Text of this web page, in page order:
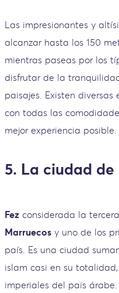
Las impresionantes y
alcanzar hasta los 150
mientras paseas por los
disfrutar de la
paisajes. Existen
con todas las
mejor experiencia posible.
5. La ciudad de
Fez considerada la
Marruecos y uno de los
país. Es una ciudad
islam casi en su
imperiales del pais árabe.